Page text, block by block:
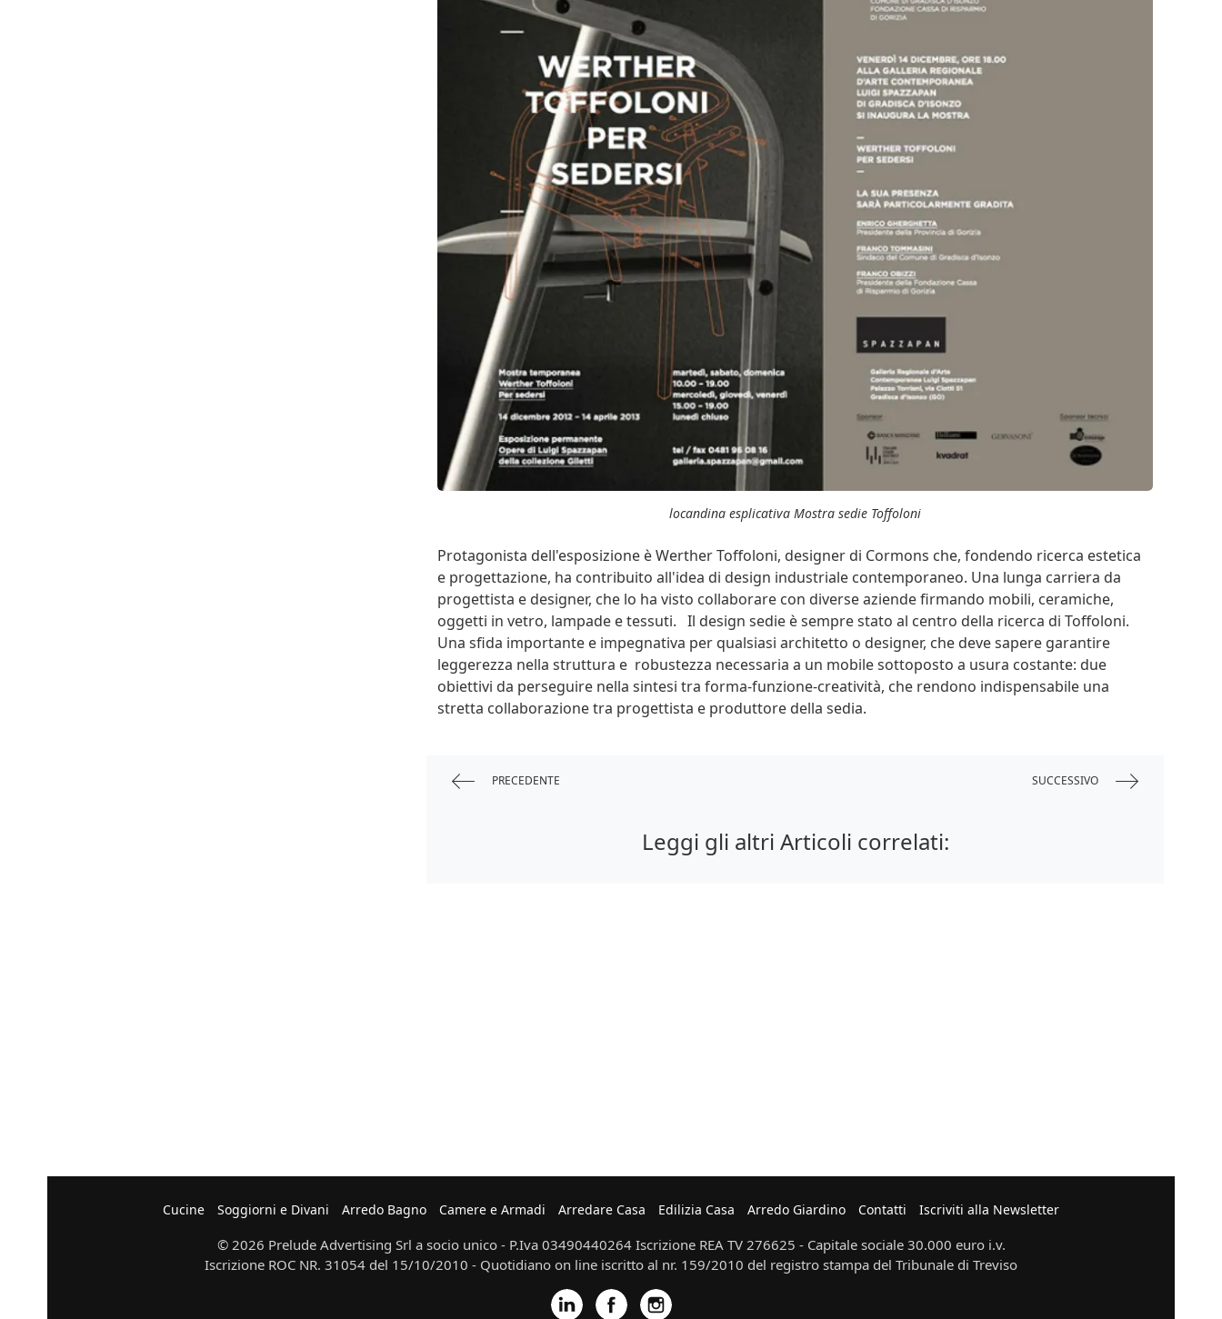
locandina esplicativa Mostra sedie Toffoloni
Protagonista dell'esposizione è Werther Toffoloni, designer di Cormons che, fondendo ricerca estetica
e progettazione, ha contribuito all'idea di design industriale contemporaneo. Una lunga carriera da
progettista e designer, che lo ha visto collaborare con diverse aziende firmando mobili, ceramiche,
oggetti in vetro, lampade e tessuti. Il design sedie è sempre stato al centro della ricerca di Toffoloni.
Una sfida importante e impegnativa per qualsiasi architetto o designer, che deve sapere garantire
leggerezza nella struttura e robustezza necessaria a un mobile sottoposto a usura costante: due
obiettivi da perseguire nella sintesi tra forma-funzione-creatività, che rendono indispensabile una
stretta collaborazione tra progettista e produttore della sedia.
PRECEDENTE SUCCESSIVO
Leggi gli altri Articoli correlati:
Cucine Soggiorni e Divani Arredo Bagno Camere e Armadi Arredare Casa Edilizia Casa Arredo Giardino Contatti Iscriviti alla Newsletter
© 2026 Prelude Advertising Srl a socio unico - P.Iva 03490440264 Iscrizione REA TV 276625 - Capitale sociale 30.000 euro i.v.
Iscrizione ROC NR. 31054 del 15/10/2010 - Quotidiano on line iscritto al nr. 159/2010 del registro stampa del Tribunale di Treviso